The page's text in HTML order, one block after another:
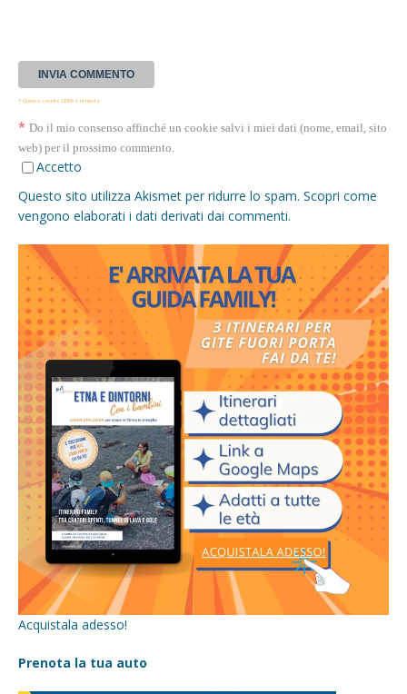
* Questa casella GDPR è richiesta
* Do il mio consenso affinché un cookie salvi i miei dati (nome, email, sito
web) per il prossimo commento.
Accetto
Questo sito utilizza Akismet per ridurre lo spam. Scopri come
vengono elaborati i dati derivati dai commenti.
Acquistala adesso!
Prenota la tua auto